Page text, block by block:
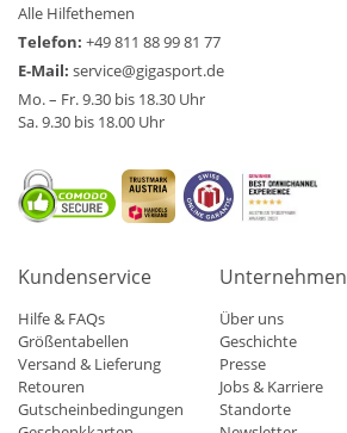
Alle Hilfethemen
Telefon: +49 811 88 99 81 77
E-Mail: service@gigasport.de
Mo. – Fr. 9.30 bis 18.30 Uhr
Sa. 9.30 bis 18.00 Uhr
Kundenservice
Hilfe & FAQs
Größentabellen
Versand & Lieferung
Retouren
Gutscheinbedingungen
Unternehmen
Über uns
Geschichte
Presse
Jobs & Karriere
Standorte